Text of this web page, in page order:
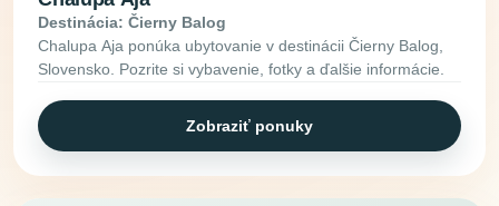
Destinácia: Čierny Balog
Chalupa Aja ponúka ubytovanie v destinácii Čierny Balog,
Slovensko. Pozrite si vybavenie, fotky a ďalšie informácie.
Zobraziť ponuky